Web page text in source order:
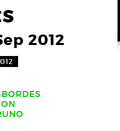
2012